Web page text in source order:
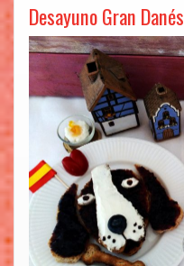
Desayuno Gran Danés